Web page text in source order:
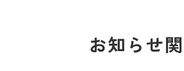
お知らせ